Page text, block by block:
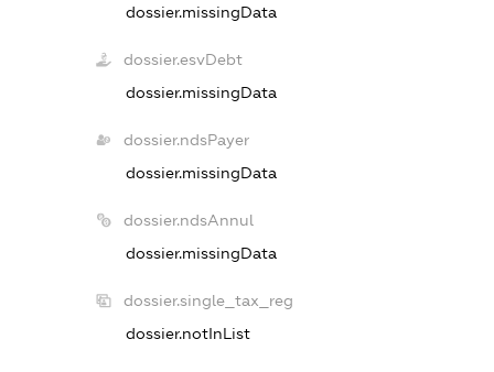
dossier.missingData
dossier.esvDebt
dossier.missingData
dossier.ndsPayer
dossier.missingData
dossier.ndsAnnul
dossier.missingData
dossier.single_tax_reg
dossier.notInList